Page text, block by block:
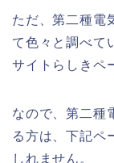
ただ、第二種電
て色々と調べて
サイトらしきペ
なので、第二種
る方は、下記ペ
しれません。